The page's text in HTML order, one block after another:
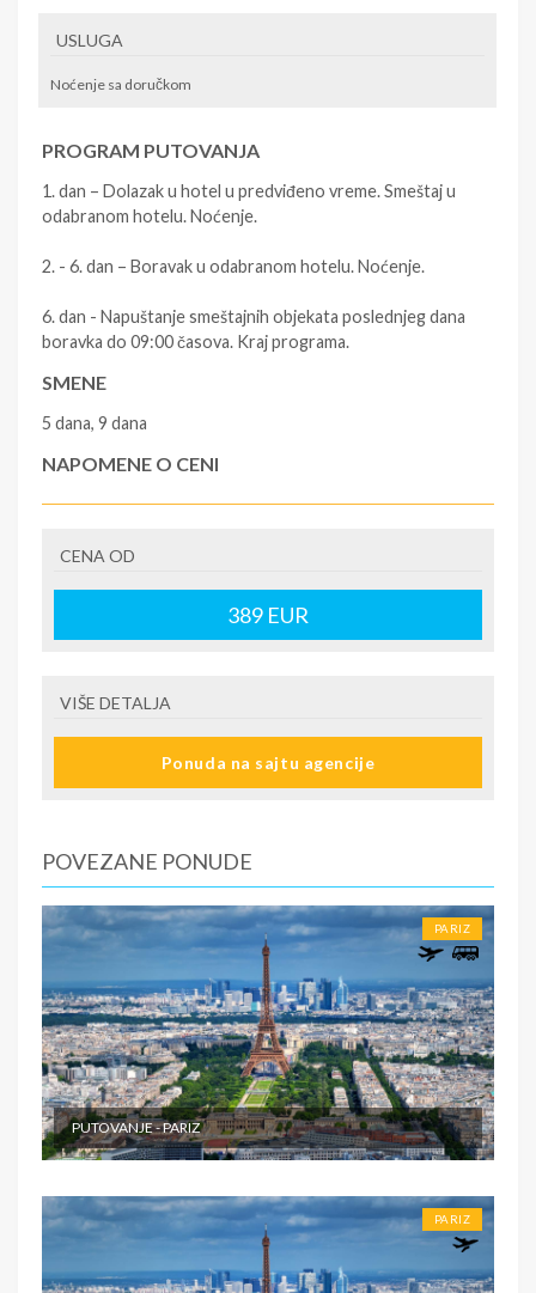
USLUGA
Noćenje sa doručkom
PROGRAM PUTOVANJA
1. dan – Dolazak u hotel u predviđeno vreme. Smeštaj u
odabranom hotelu. Noćenje.
2. - 6. dan – Boravak u odabranom hotelu. Noćenje.
6. dan - Napuštanje smeštajnih objekata poslednjeg dana
boravka do 09:00 časova. Kraj programa.
SMENE
5 dana, 9 dana
NAPOMENE O CENI
First minute popusti
U CENU JE UKLJUČENO
- Smeštaj u hotel na bazi noćenja sa doručkom prema
- Boravišnu taksu Takse su podložne promenama i
putnika sa pokrićem Covid-19 (moguće je pribaviti ga u
agenciji). - Fakultativni izleti - Individualni troškovi
putnika.
CENA OD
389 EUR
VIŠE DETALJA
Ponuda na sajtu agencije
POVEZANE PONUDE
PARIZ
PUTOVANJE - PARIZ
PARIZ